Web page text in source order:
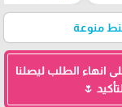
منوعة
انهاء الطلب ليصلنا
🌷